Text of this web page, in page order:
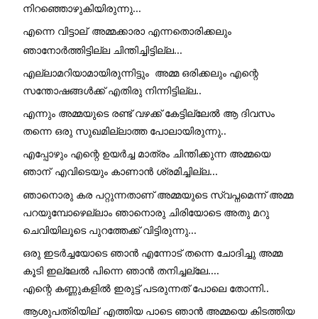
നിറഞ്ഞൊഴുകിയിരുന്നു...
എന്നെ വിട്ടാല് അമ്മക്കാരാ എന്നതൊരിക്കലും
ഞാനോർത്തിട്ടില്ല ചിന്തിച്ചിട്ടില്ല...
എല്ലാമറിയാമായിരുന്നിട്ടും  അമ്മ ഒരിക്കലും എന്റെ
സന്തോഷങ്ങൾക്ക് എതിരു നിന്നിട്ടില്ല..
എന്നും അമ്മയുടെ രണ്ട് വഴക്ക് കേട്ടില്ലേൽ ആ ദിവസം
തന്നെ ഒരു സുഖമില്ലാത്ത പോലായിരുന്നു..
എപ്പോഴും എന്റെ ഉയർച്ച മാത്രം ചിന്തിക്കുന്ന അമ്മയെ
ഞാന് എവിടെയും കാണാൻ ശ്രമിച്ചില്ല...
ഞാനൊരു കര പറ്റുന്നതാണ് അമ്മയുടെ സ്വപ്നമെന്ന് അമ്മ
പറയുമ്പോഴെല്ലാം ഞാനൊരു ചിരിയോടെ അതു മറു
ചെവിയിലൂടെ പുറത്തേക്ക് വിട്ടിരുന്നു...
ഒരു ഇടർച്ചയോടെ ഞാൻ എന്നോട് തന്നെ ചോദിച്ചു അമ്മ
കൂടി ഇല്ലേൽ പിന്നെ ഞാൻ തനിച്ചല്ലേ....
എന്റെ കണ്ണുകളിൽ ഇരുട്ട് പടരുന്നത് പോലെ തോന്നി..
ആശുപത്രിയില് എത്തിയ പാടെ ഞാൻ അമ്മയെ കിടത്തിയ